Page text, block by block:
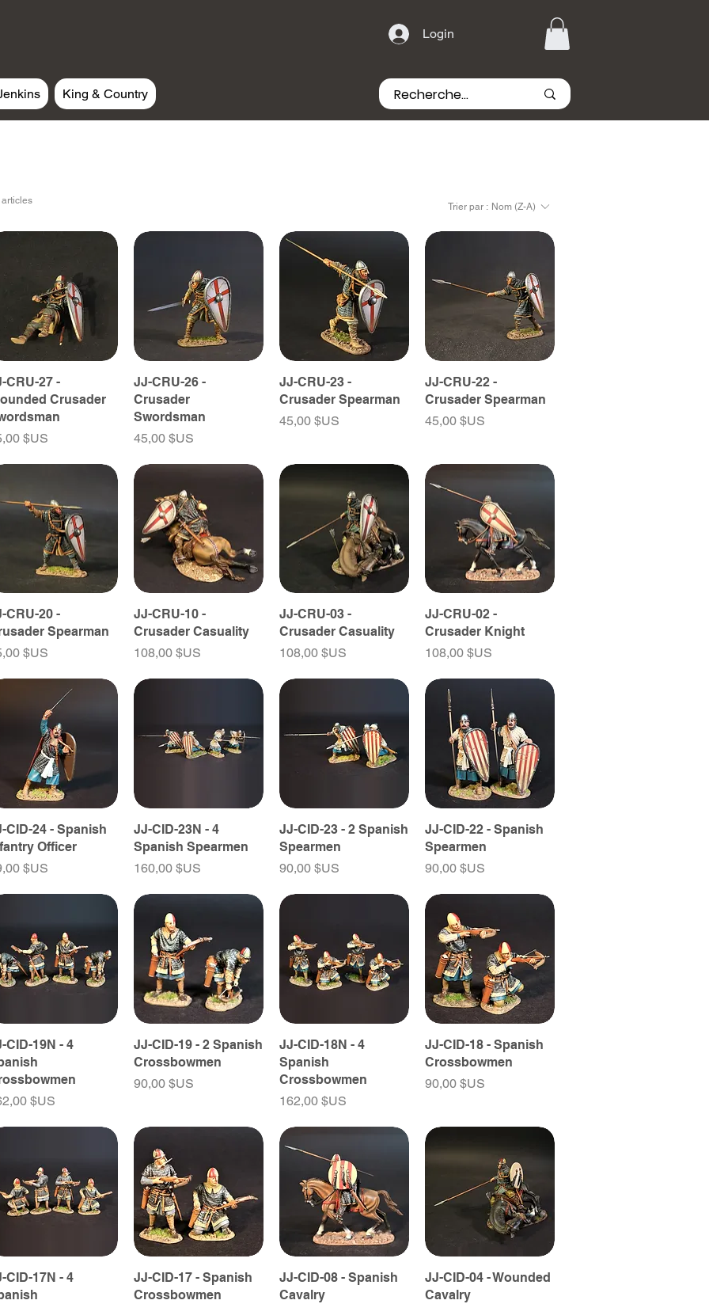
Login
King & Country
articles
Trier par : Nom (Z-A)
CRU-27 -
Crusader
$US
JJ-CRU-26 -
Crusader
Swordsman
Prix
45,00 $US
JJ-CRU-23 -
Crusader Spearman
Prix
45,00 $US
JJ-CRU-22 -
Crusader Spearman
Prix
45,00 $US
CRU-20 -
Spearman
$US
JJ-CRU-10 -
Crusader Casuality
Prix
108,00 $US
JJ-CRU-03 -
Crusader Casuality
Prix
108,00 $US
JJ-CRU-02 -
Crusader Knight
Prix
108,00 $US
CID-24 - Spanish
Officer
$US
JJ-CID-23N - 4
Spanish Spearmen
Prix
160,00 $US
JJ-CID-23 - 2 Spanish
Spearmen
Prix
90,00 $US
JJ-CID-22 - Spanish
Spearmen
Prix
90,00 $US
CID-19N - 4
$US
JJ-CID-19 - 2 Spanish
Crossbowmen
Prix
90,00 $US
JJ-CID-18N - 4
Spanish
Crossbowmen
Prix
162,00 $US
JJ-CID-18 - Spanish
Crossbowmen
Prix
90,00 $US
CID-17N - 4
JJ-CID-17 - Spanish
Crossbowmen
JJ-CID-08 - Spanish
Cavalry
JJ-CID-04 - Wounded
Cavalry